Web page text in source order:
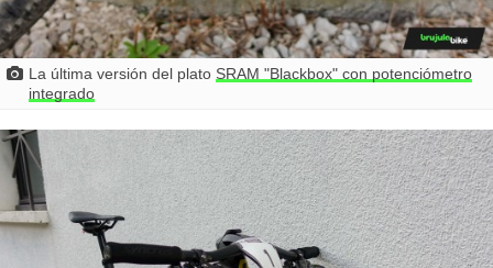
La última versión del plato SRAM "Blackbox" con potenciómetro
integrado